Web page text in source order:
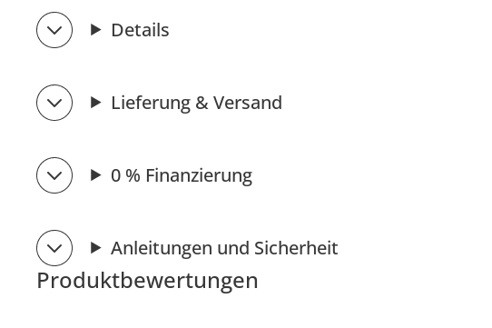
Details
Lieferung & Versand
0 % Finanzierung
Anleitungen und Sicherheit
Produktbewertungen